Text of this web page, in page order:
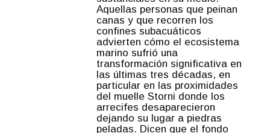
Aquellas personas que peinan
canas y que recorren los
confines subacuáticos
advierten cómo el ecosistema
marino sufrió una
transformación significativa en
las últimas tres décadas, en
particular en las proximidades
del muelle Storni donde los
arrecifes desaparecieron
dejando su lugar a piedras
peladas. Dicen que el fondo